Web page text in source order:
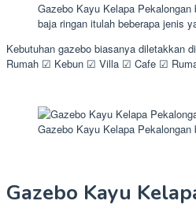
Gazebo Kayu Kelapa
baja ringan itulah beberapa jenis
Kebutuhan gazebo biasanya diletakkan
Rumah ☑ Kebun ☑ Villa ☑ Cafe ☑
Gazebo Kayu Kelapa
Gazebo Kayu